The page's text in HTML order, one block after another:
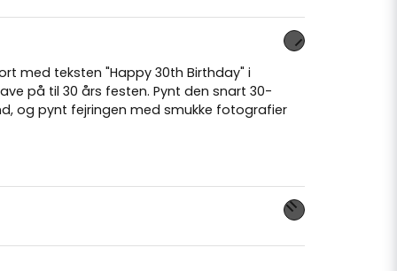
med teksten "Happy 30th Birthday" i
på til 30 års festen. Pynt den snart 30-
og pynt fejringen med smukke fotografier